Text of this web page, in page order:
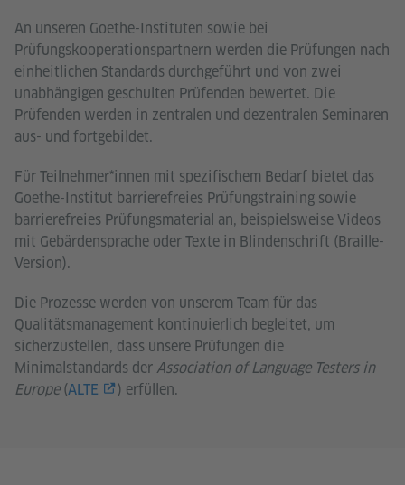
An unseren Goethe-Instituten sowie bei
Prüfungskooperationspartnern werden die Prüfungen nach
einheitlichen Standards durchgeführt und von zwei
unabhängigen geschulten Prüfenden bewertet. Die
Prüfenden werden in zentralen und dezentralen Seminaren
aus- und fortgebildet.
Für Teilnehmer*innen mit spezifischem Bedarf bietet das
Goethe-Institut barrierefreies Prüfungstraining sowie
barrierefreies Prüfungsmaterial an, beispielsweise Videos
mit Gebärdensprache oder Texte in Blindenschrift (Braille-
Version).
Die Prozesse werden von unserem Team für das
Qualitätsmanagement kontinuierlich begleitet, um
sicherzustellen, dass unsere Prüfungen die
Minimalstandards der Association of Language Testers in
Europe(ALTE ) erfüllen.